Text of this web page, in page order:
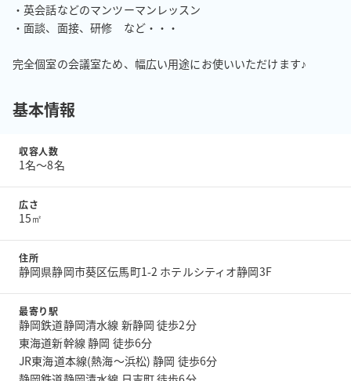
・英会話などのマンツーマンレッスン
・面談、面接、研修　など・・・
完全個室の会議室ため、幅広い用途にお使いいただけます♪
基本情報
収容人数
1名〜8名
広さ
15㎡
住所
静岡県静岡市葵区伝馬町1-2 ホテルシティオ静岡3F
最寄り駅
静岡鉄道静岡清水線 新静岡 徒歩2分
東海道新幹線 静岡 徒歩6分
JR東海道本線(熱海～浜松) 静岡 徒歩6分